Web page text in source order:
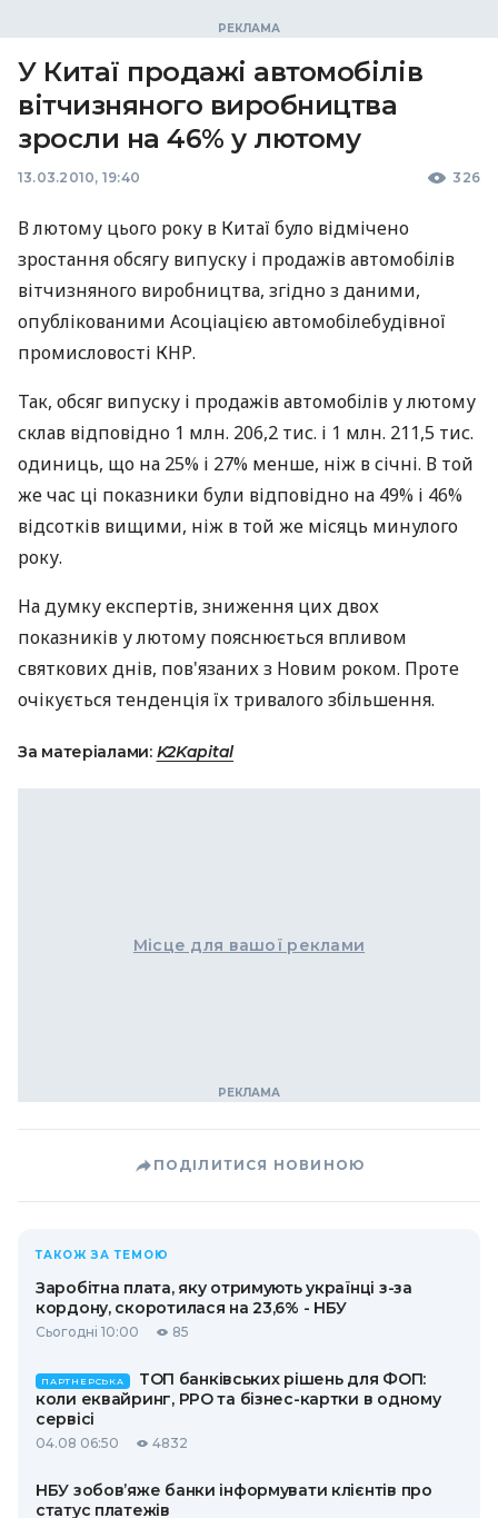
У Китаї продажі автомобілів
вітчизняного виробництва
зросли на 46% у лютому
13.03.2010, 19:40 326
В лютому цього року в Китаї було відмічено
зростання обсягу випуску і продажів автомобілів
вітчизняного виробництва, згідно з даними,
опублікованими Асоціацією автомобілебудівної
промисловості КНР.
Так, обсяг випуску і продажів автомобілів у лютому
склав відповідно 1 млн. 206,2 тис. і 1 млн. 211,5 тис.
одиниць, що на 25% і 27% менше, ніж в січні. В той
же час ці показники були відповідно на 49% і 46%
відсотків вищими, ніж в той же місяць минулого
року.
На думку експертів, зниження цих двох
показників у лютому пояснюється впливом
святкових днів, пов'язаних з Новим роком. Проте
очікується тенденція їх тривалого збільшення.
За матеріалами: K2Kapital
Місце для вашої реклами
ПОДІЛИТИСЯ НОВИНОЮ
ТАКОЖ ЗА ТЕМОЮ
Заробітна плата, яку отримують українці з-за
кордону, скоротилася на 23,6% - НБУ
Сьогодні 10:00 85
ПАРТНЕРСЬКА
ТОП банківських рішень для ФОП:
коли еквайринг, РРО та бізнес-картки в одному
сервісі
04.08 06:50 4832
НБУ зобов’яже банки інформувати клієнтів про
статус платежів